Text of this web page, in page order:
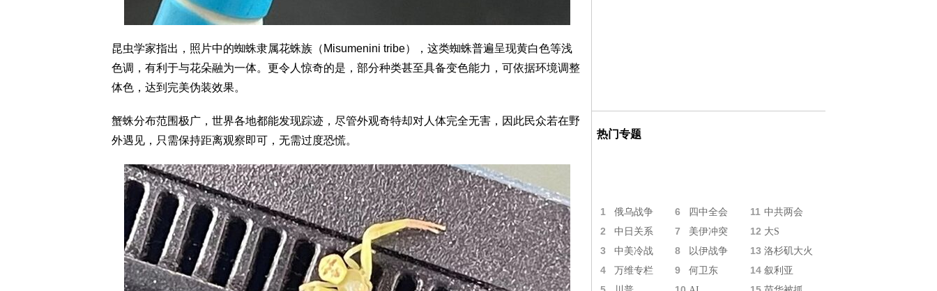
昆虫学家指出，照片中的蜘蛛隶属花蛛族（Misumenini tribe），这类蜘蛛普遍呈现黄白色等浅
色调，有利于与花朵融为一体。更令人惊奇的是，部分种类甚至具备变色能力，可依据环境调整
体色，达到完美伪装效果。
蟹蛛分布范围极广，世界各地都能发现踪迹，尽管外观奇特却对人体完全无害，因此民众若在野
外遇见，只需保持距离观察即可，无需过度恐慌。
热门专题
1 俄乌战争 6 四中全会 11 中共两会
2 中日关系 7 美伊冲突 12 大S
3 中美冷战 8 以伊战争 13 洛杉矶大火
4 万维专栏 9 何卫东 14 叙利亚